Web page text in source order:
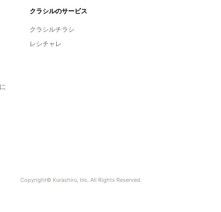
クラシルのサービス
クラシルチラシ
レシチャレ
Copyright© Kurashiru, Inc. All Rights Reserved.